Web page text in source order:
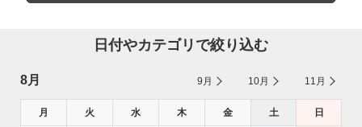
日付やカテゴリで絞り込む
8月 9月 10月 11月
月 火 水 木 金 土 日